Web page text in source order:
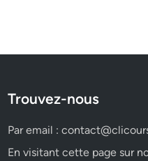
Trouvez-nous
Par email :
En visitant cette page sur